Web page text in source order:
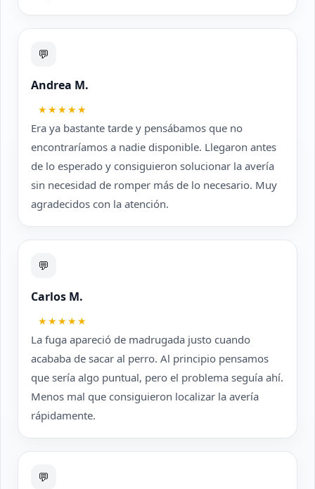
💬
Andrea M.
★★★★★
Era ya bastante tarde y pensábamos que no
encontraríamos a nadie disponible. Llegaron antes
de lo esperado y consiguieron solucionar la avería
sin necesidad de romper más de lo necesario. Muy
agradecidos con la atención.
💬
Carlos M.
★★★★★
La fuga apareció de madrugada justo cuando
acababa de sacar al perro. Al principio pensamos
que sería algo puntual, pero el problema seguía ahí.
Menos mal que consiguieron localizar la avería
rápidamente.
💬